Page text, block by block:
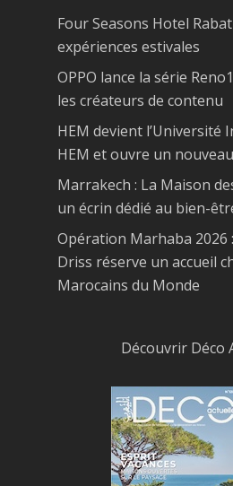
Four Seasons Hotel
expériences estivales
OPPO lance la série
les créateurs de contenu
HEM devient l’Université
HEM et ouvre un
Marrakech : La Maison
un écrin dédié au bien-
Opération Marhaba 2026
Driss réserve un accueil
Marocains du Monde
Découvrir Déco